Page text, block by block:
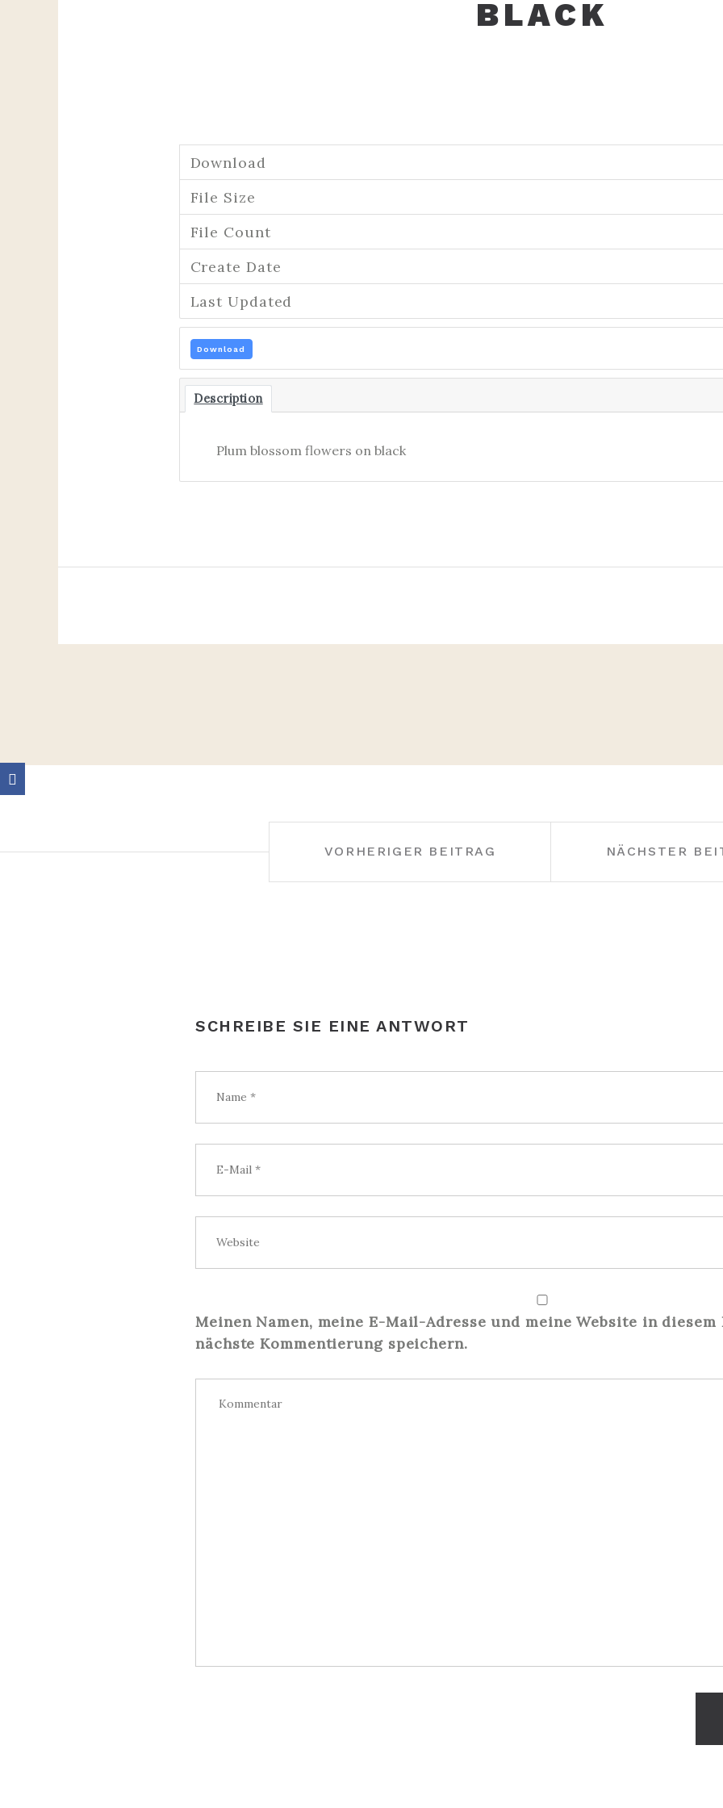
BLACK
Download
File Size
File Count
Create Date
Last Updated
Download
Description
Plum blossom flowers on black
NAVIGATION
VORHERIGER BEITRAG NÄCHSTER
SCHREIBE SIE EINE ANTWORT
Meinen Namen, meine E-Mail-Adresse und meine Website in
nächste Kommentierung speichern.